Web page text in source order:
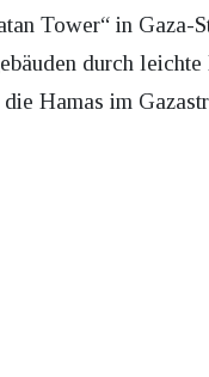
Tower“ in Gaza-
durch
Hamas im